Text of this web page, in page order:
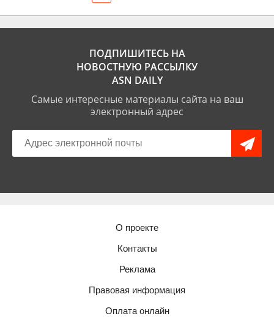
ПОДПИШИТЕСЬ НА
НОВОСТНУЮ РАССЫЛКУ
ASN DAILY
Самые интересные материалы сайта на ваш
электронный адрес
О проекте
Контакты
Реклама
Правовая информация
Оплата онлайн